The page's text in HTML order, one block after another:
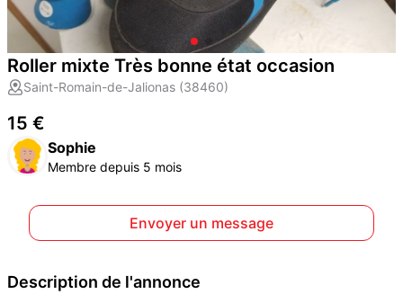
Roller mixte Très bonne état occasion
Saint-Romain-de-Jalionas (38460)
15 €
Sophie
Membre depuis 5 mois
Envoyer un message
Description de l'annonce